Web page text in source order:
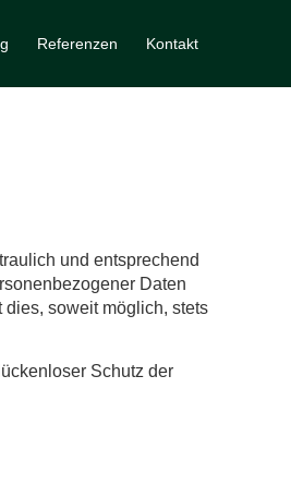
Referenzen Kontakt
und entsprechend
Daten
soweit möglich, stets
Schutz der